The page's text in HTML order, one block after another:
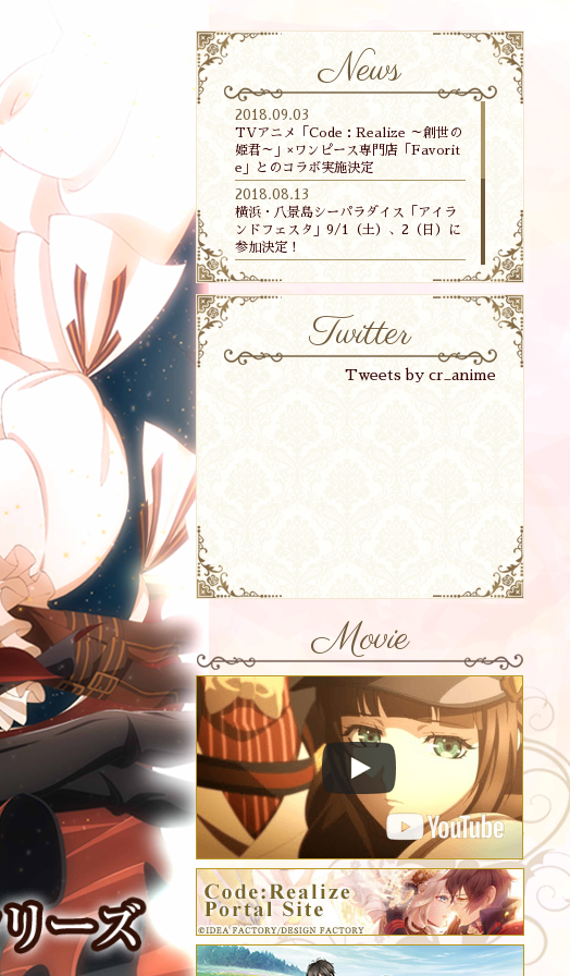
News
2018.09.03
TVアニメ「Code：Realize ～創世の
姫君～」×ワンピース専門店「Favorit
e」とのコラボ実施決定
2018.08.13
横浜・八景島シーパラダイス「アイラ
ンドフェスタ」9/1（土）、2（日）に
参加決定！
2018.06.26
THE KISSとのコラボレーションジュ
エリーが登場
キャラクターソングミニアルバムのジ
ャケット＆収録内容公開！
Twitter
Tweets by cr_anime
Movie